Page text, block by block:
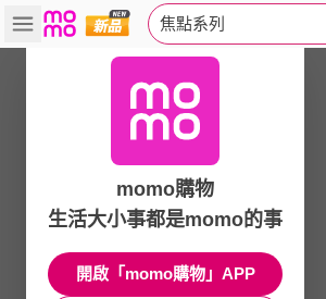
焦點系列
momo購物
生活大小事都是momo的事
開啟「momo購物」APP